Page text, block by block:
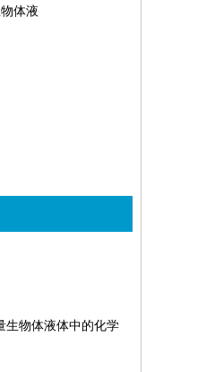
体液
生物体液体中的化学